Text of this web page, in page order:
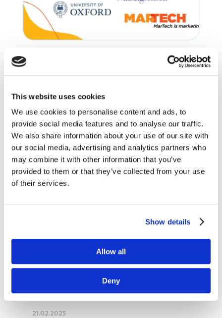
This website uses cookies
We use cookies to personalise content and ads, to
provide social media features and to analyse our traffic.
We also share information about your use of our site with
our social media, advertising and analytics partners who
may combine it with other information that you’ve
provided to them or that they’ve collected from your use
of their services.
Show details
Allow all
Deny
O czym się mówi w świecie
California, University of
Oxford, Harvard University,
Martech,
czytaj dalej
21.02.2025